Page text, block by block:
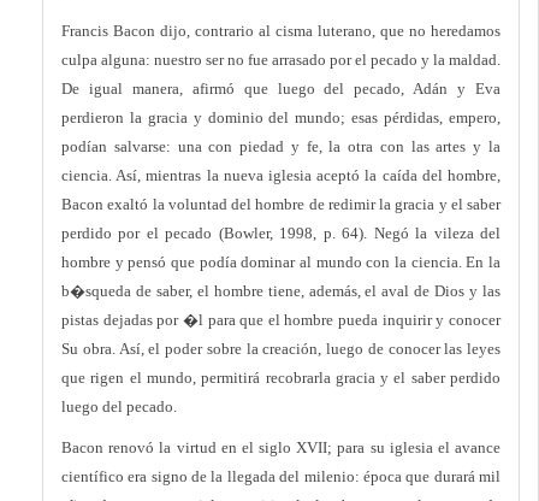
Francis Bacon dijo, contrario al cisma luterano, que no heredamos
culpa alguna: nuestro ser no fue arrasado por el pecado y la maldad.
De igual manera, afirmó que luego del pecado, Adán y Eva
perdieron la gracia y dominio del mundo; esas pérdidas, empero,
podían salvarse: una con piedad y fe, la otra con las artes y la
ciencia. Así, mientras la nueva iglesia aceptó la caída del hombre,
Bacon exaltó la voluntad del hombre de redimir la gracia y el saber
perdido por el pecado (Bowler, 1998, p. 64). Negó la vileza del
hombre y pensó que podía dominar al mundo con la ciencia. En la
b�squeda de saber, el hombre tiene, además, el aval de Dios y las
pistas dejadas por �l para que el hombre pueda inquirir y conocer
Su obra. Así, el poder sobre la creación, luego de conocer las leyes
que rigen el mundo, permitirá recobrarla gracia y el saber perdido
luego del pecado.
Bacon renovó la virtud en el siglo XVII; para su iglesia el avance
científico era signo de la llegada del milenio: época que durará mil